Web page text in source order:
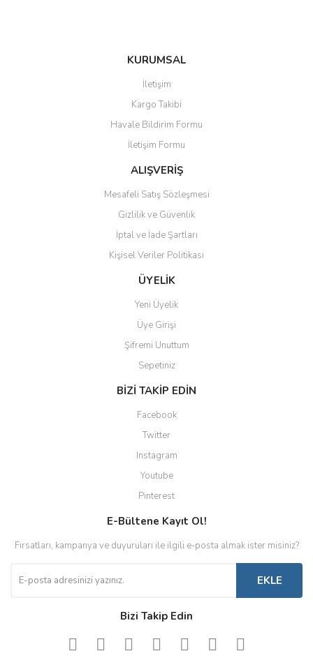
KURUMSAL
İletişim
Kargo Takibi
Havale Bildirim Formu
İletişim Formu
ALIŞVERİŞ
Mesafeli Satış Sözleşmesi
Gizlilik ve Güvenlik
İptal ve İade Şartları
Kişisel Veriler Politikası
ÜYELİK
Yeni Üyelik
Üye Girişi
Şifremi Unuttum
Sepetiniz
BİZİ TAKİP EDİN
Facebook
Twitter
Instagram
Youtube
Pinterest
E-Bültene Kayıt Ol!
Fırsatları, kampanya ve duyuruları ile ilgili e-posta almak ister misiniz?
EKLE
Bizi Takip Edin